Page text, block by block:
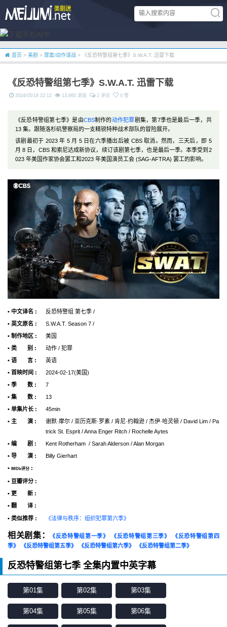
首页 > 美剧 > 罪案/动作谍战 > 《反恐特警组第七季》S.W.A.T. 迅雷下载
《反恐特警组第七季》S.W.A.T. 迅雷下载
2024/05/18 22:12 13,660 浏览 2 评论 0 赞
《反恐特警组第七季》是由CBS制作的动作犯罪剧集，第7季也是最后一季，共
13 集。跟随洛杉矶警察局的一支精锐特种战术部队的冒险展开。
该剧最初于 2023 年 5 月 5 日在六季播出后被 CBS 取消。然而，三天后，即 5
月 8 日，CBS 和索尼达成新协议，续订该剧第七季，也是最后一季。本季受到2
023 年美国作家协会罢工和2023 年美国演员工会 (SAG-AFTRA) 罢工的影响。
• 中文译名 :
反恐特警组 第七季 /
• 英文原名 :
S.W.A.T. Season 7 /
• 制作地区 :
美国
• 类 别 :
动作 / 犯罪
• 语 言 :
英语
• 首映时间 :
2024-02-17(美国)
• 季 数 :
7
• 集 数 :
13
• 单集片长 :
45min
• 主 演 :
谢默·摩尔 / 亚历克斯·罗素 / 肯尼·约翰逊 / 杰伊·哈灵顿 / David Lim / Pa
trick St. Esprit / Anna Enger Ritch / Rochelle Aytes
• 编 剧 :
Kent Rotherham / Sarah Alderson / Alan Morgan
• 导 演 :
Billy Gierhart
•
IMDb评分 :
• 豆瓣评分 :
• 更 新 :
• 翻 译 :
• 类似推荐 : 《法律与秩序：组织犯罪第六季》
相关剧集： 《反恐特警组第一季》 《反恐特警组第三季》
《反恐特警组第四
季》
《反恐特警组第五季》 《反恐特警组第六季》 《反恐特警组第二季》
反恐特警组第七季 全集内置中英字幕
第01集 第02集 第03集
第04集 第05集 第06集